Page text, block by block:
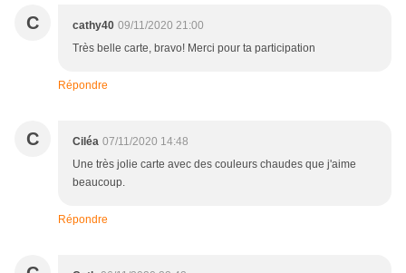
C cathy40 09/11/2020 21:00
Très belle carte, bravo! Merci pour ta participation
Répondre
C Ciléa 07/11/2020 14:48
Une très jolie carte avec des couleurs chaudes que j'aime
beaucoup.
Répondre